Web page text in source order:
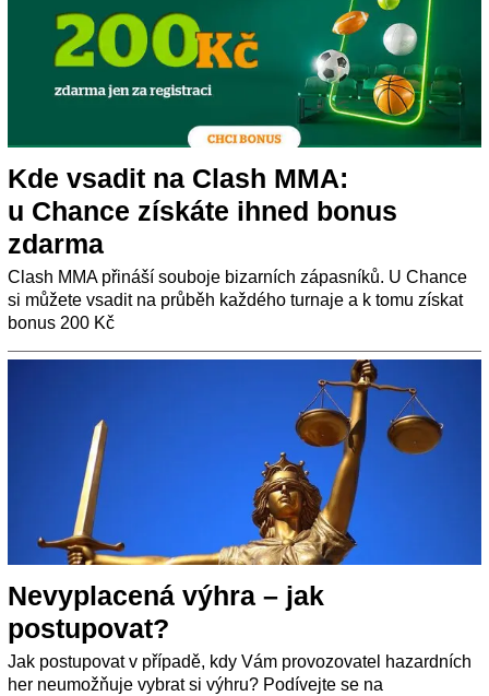
Kde vsadit na Clash MMA:
u Chance získáte ihned bonus
zdarma
Clash MMA přináší souboje bizarních zápasníků. U Chance
si můžete vsadit na průběh každého turnaje a k tomu získat
bonus 200 Kč
Nevyplacená výhra – jak
postupovat?
Jak postupovat v případě, kdy Vám provozovatel hazardních
her neumožňuje vybrat si výhru? Podívejte se na